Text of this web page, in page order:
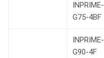
INPRIME-
G75-4BF
INPRIME-
G90-4F